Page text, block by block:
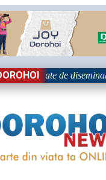
de diseminare a